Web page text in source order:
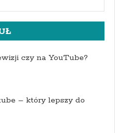
czy na YouTube?
– który lepszy do